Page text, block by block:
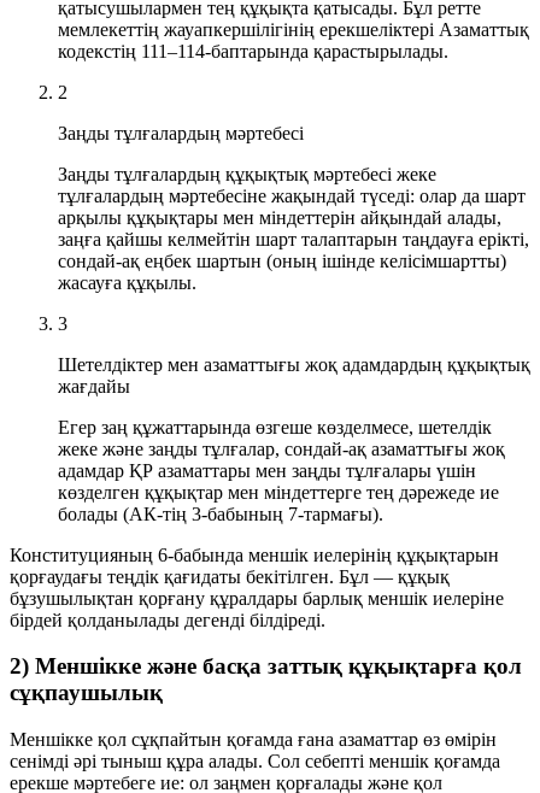
қатысушылармен тең құқықта қатысады. Бұл ретте
мемлекеттің жауапкершілігінің ерекшеліктері Азаматтық
кодекстің 111–114-баптарында қарастырылады.
2
Заңды тұлғалардың мәртебесі
Заңды тұлғалардың құқықтық мәртебесі жеке
тұлғалардың мәртебесіне жақындай түседі: олар да шарт
арқылы құқықтары мен міндеттерін айқындай алады,
заңға қайшы келмейтін шарт талаптарын таңдауға ерікті,
сондай-ақ еңбек шартын (оның ішінде келісімшартты)
жасауға құқылы.
3
Шетелдіктер мен азаматтығы жоқ адамдардың құқықтық
жағдайы
Егер заң құжаттарында өзгеше көзделмесе, шетелдік
жеке және заңды тұлғалар, сондай-ақ азаматтығы жоқ
адамдар ҚР азаматтары мен заңды тұлғалары үшін
көзделген құқықтар мен міндеттерге тең дәрежеде ие
болады (АК-тің 3-бабының 7-тармағы).
Конституцияның 6-бабында меншік иелерінің құқықтарын
қорғаудағы теңдік қағидаты бекітілген. Бұл — құқық
бұзушылықтан қорғану құралдары барлық меншік иелеріне
бірдей қолданылады дегенді білдіреді.
2) Меншікке және басқа заттық құқықтарға қол
сұқпаушылық
Меншікке қол сұқпайтын қоғамда ғана азаматтар өз өмірін
сенімді әрі тыныш құра алады. Сол себепті меншік қоғамда
ерекше мәртебеге ие: ол заңмен қорғалады және қол